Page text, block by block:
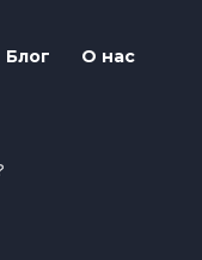
Блог О нас